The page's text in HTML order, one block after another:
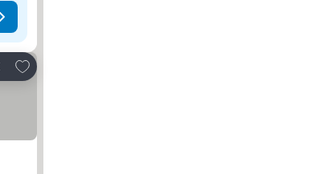
Adicionar aos favoritos